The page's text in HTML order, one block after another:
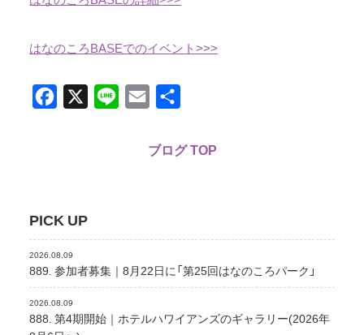
はなのころBASEでのイベント>>>
Facebook
X Line Email
ブログ TOP
PICK UP
2026.08.09
889. 参加者募集｜8月22日に「第25回はなのころパーク」
2026.08.09
888. 第4期開始｜ホテルハワイアンズのギャラリー(2026年